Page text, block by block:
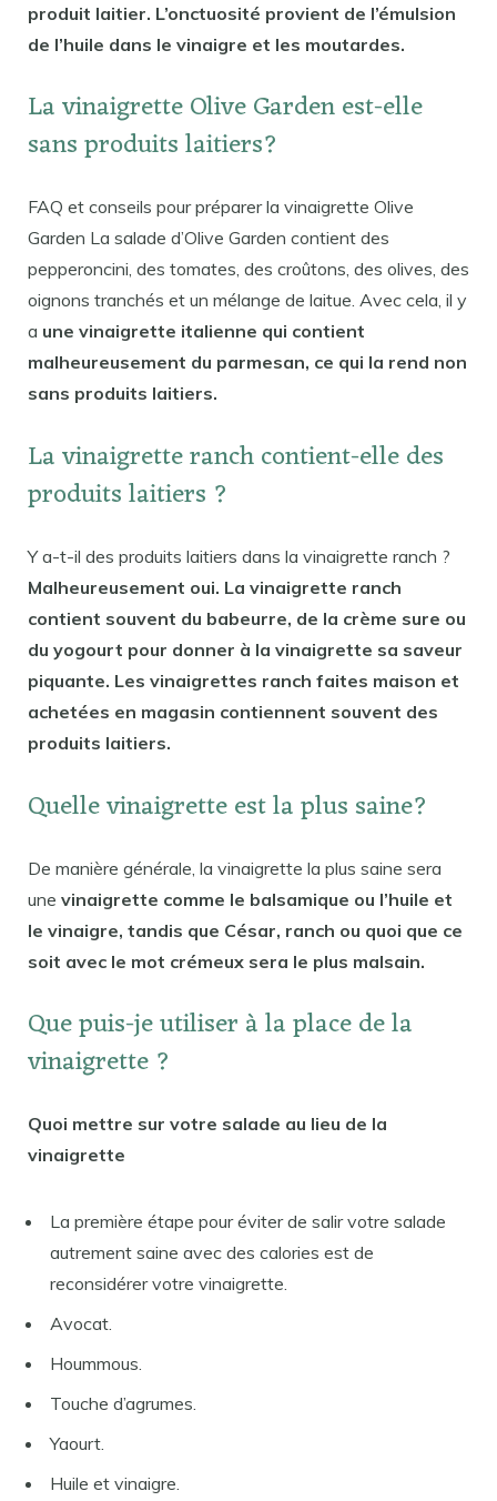
produit laitier. L’onctuosité provient de l’émulsion
de l’huile dans le vinaigre et les moutardes.
La vinaigrette Olive Garden est-elle
sans produits laitiers?
FAQ et conseils pour préparer la vinaigrette Olive
Garden La salade d’Olive Garden contient des
pepperoncini, des tomates, des croûtons, des olives, des
oignons tranchés et un mélange de laitue. Avec cela, il y
a une vinaigrette italienne qui contient
malheureusement du parmesan, ce qui la rend non
sans produits laitiers.
La vinaigrette ranch contient-elle des
produits laitiers ?
Y a-t-il des produits laitiers dans la vinaigrette ranch ?
Malheureusement oui. La vinaigrette ranch
contient souvent du babeurre, de la crème sure ou
du yogourt pour donner à la vinaigrette sa saveur
piquante. Les vinaigrettes ranch faites maison et
achetées en magasin contiennent souvent des
produits laitiers.
Quelle vinaigrette est la plus saine?
De manière générale, la vinaigrette la plus saine sera
une vinaigrette comme le balsamique ou l’huile et
le vinaigre, tandis que César, ranch ou quoi que ce
soit avec le mot crémeux sera le plus malsain.
Que puis-je utiliser à la place de la
vinaigrette ?
Quoi mettre sur votre salade au lieu de la
vinaigrette
La première étape pour éviter de salir votre salade
autrement saine avec des calories est de
reconsidérer votre vinaigrette.
Avocat.
Hoummous.
Touche d’agrumes.
Yaourt.
Huile et vinaigre.